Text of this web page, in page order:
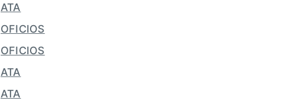
ATA
OFICIOS
OFICIOS
ATA
ATA